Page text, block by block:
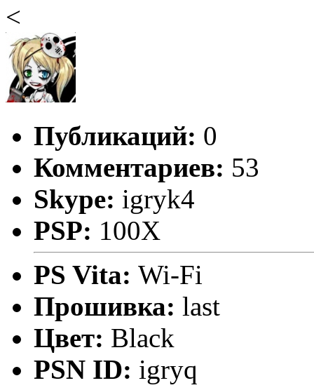
<
Публикаций: 0
Комментариев: 53
Skype: igryk4
PSP: 100X
PS Vita: Wi-Fi
Прошивка: last
Цвет: Black
PSN ID: igryq